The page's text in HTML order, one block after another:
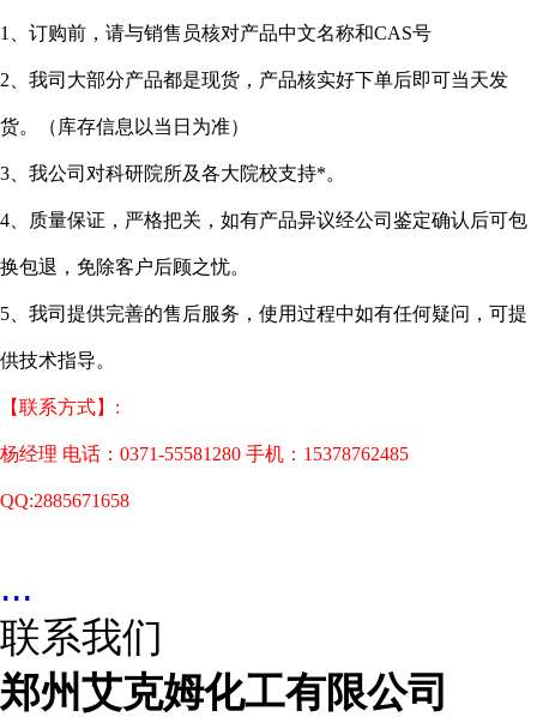
1、订购前，请与销售员核对产品中文名称和CAS号
2、我司大部分产品都是现货，产品核实好下单后即可当天发
货。（库存信息以当日为准）
3、我公司对科研院所及各大院校支持*。
4、质量保证，严格把关，如有产品异议经公司鉴定确认后可包
换包退，免除客户后顾之忧。
5、我司提供完善的售后服务，使用过程中如有任何疑问，可提
供技术指导。
【联系方式】:
杨经理 电话：0371-55581280 手机：15378762485
QQ:2885671658
...
联系我们
郑州艾克姆化工有限公司